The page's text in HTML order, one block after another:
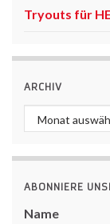
Tryouts für
ARCHIV
Archiv
ABONNIERE
Name